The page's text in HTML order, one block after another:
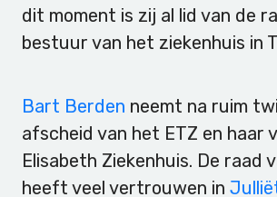
dit moment is zij al lid van de
bestuur van het ziekenhuis in
Bart Berden neemt na ruim
afscheid van het ETZ en haar
Elisabeth Ziekenhuis. De raad
heeft veel vertrouwen in